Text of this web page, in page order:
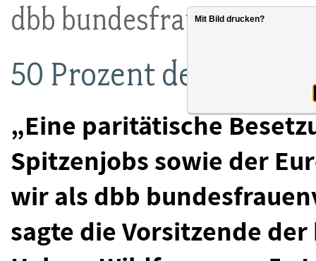
dbb
50 Prozent der EU-
„Eine paritätische
Spitzenjobs sowie der
wir als dbb
sagte die Vorsitzende
Mit Bild drucken?